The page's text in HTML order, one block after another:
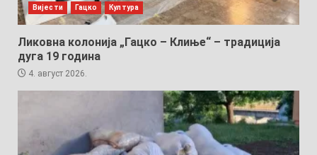
Вијести Гацко Култура
Ликовна колонија „Гацко – Клиње“ – традиција
дуга 19 година
4. август 2026.